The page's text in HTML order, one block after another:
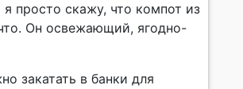
просто скажу, что компот из
Он освежающий, ягодно-
закатать в банки для